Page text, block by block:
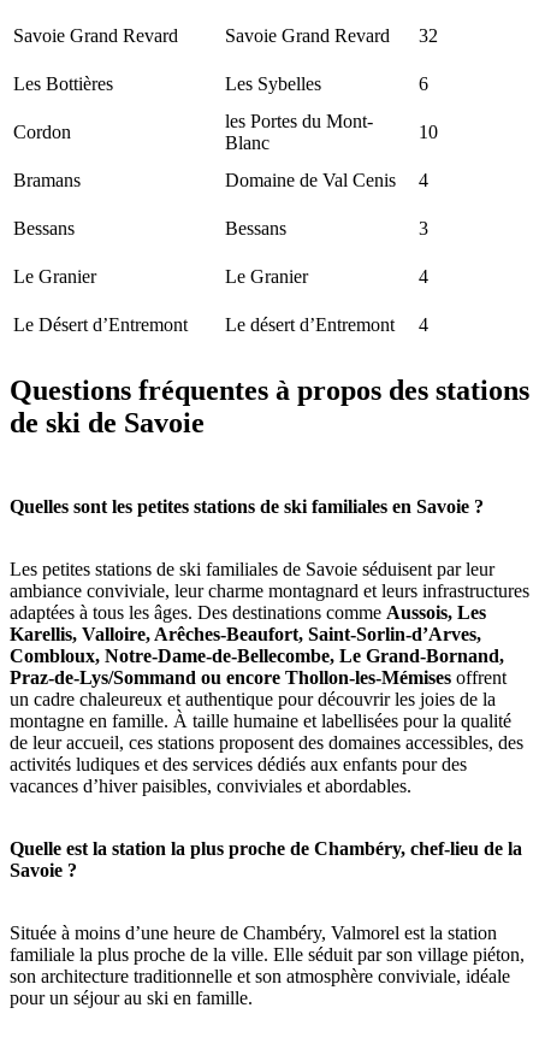
Savoie Grand Revard Savoie Grand Revard 32
Les Bottières Les Sybelles 6
Cordon
les Portes du Mont-
Blanc
10
Bramans Domaine de Val Cenis 4
Bessans Bessans 3
Le Granier Le Granier 4
Le Désert d’Entremont Le désert d’Entremont 4
Questions fréquentes à propos des stations
de ski de Savoie
Quelles sont les petites stations de ski familiales en Savoie ?
Les petites stations de ski familiales de Savoie séduisent par leur
ambiance conviviale, leur charme montagnard et leurs infrastructures
adaptées à tous les âges. Des destinations comme Aussois, Les
Karellis, Valloire, Arêches-Beaufort, Saint-Sorlin-d’Arves,
Combloux, Notre-Dame-de-Bellecombe, Le Grand-Bornand,
Praz-de-Lys/Sommand ou encore Thollon-les-Mémises offrent
un cadre chaleureux et authentique pour découvrir les joies de la
montagne en famille. À taille humaine et labellisées pour la qualité
de leur accueil, ces stations proposent des domaines accessibles, des
activités ludiques et des services dédiés aux enfants pour des
vacances d’hiver paisibles, conviviales et abordables.
Quelle est la station la plus proche de Chambéry, chef-lieu de la
Savoie ?
Située à moins d’une heure de Chambéry, Valmorel est la station
familiale la plus proche de la ville. Elle séduit par son village piéton,
son architecture traditionnelle et son atmosphère conviviale, idéale
pour un séjour au ski en famille.